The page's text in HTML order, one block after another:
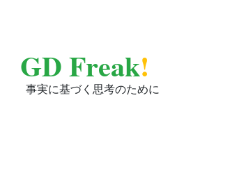
GD Freak!
事実に基づく思考のために